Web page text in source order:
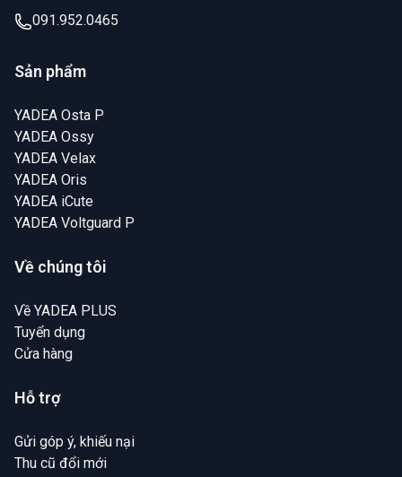
091.952.0465
Sản phẩm
YADEA Osta P
YADEA Ossy
YADEA Velax
YADEA Oris
YADEA iCute
YADEA Voltguard P
Về chúng tôi
Về YADEA PLUS
Tuyển dụng
Cửa hàng
Hỗ trợ
Gửi góp ý, khiếu nại
Thu cũ đổi mới